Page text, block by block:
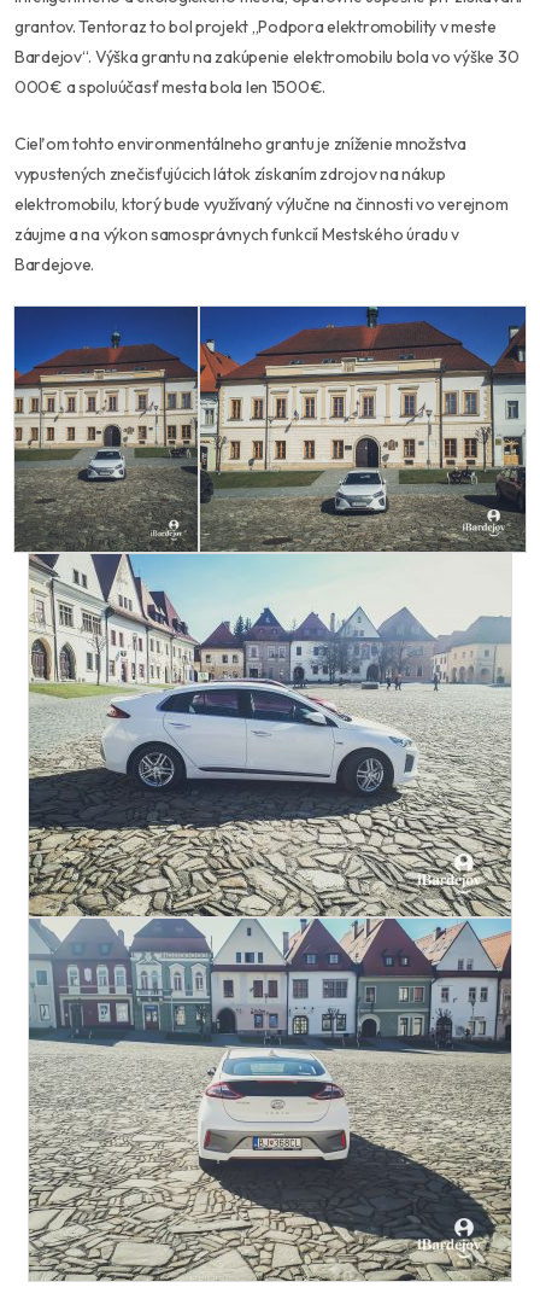
grantov. Tentoraz to bol projekt „Podpora elektromobility v meste
Bardejov“. Výška grantu na zakúpenie elektromobilu bola vo výške 30
000€ a spoluúčasť mesta bola len 1500€.
Cieľom tohto environmentálneho grantu je zníženie množstva
vypustených znečisťujúcich látok získaním zdrojov na nákup
elektromobilu, ktorý bude využívaný výlučne na činnosti vo verejnom
záujme a na výkon samosprávnych funkcií Mestského úradu v
Bardejove.